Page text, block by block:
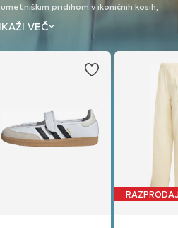
pridihom v ikoničnih kosih,
Nakupuj videz! © Successió Miró / VG
Bonn 2026
VEČ